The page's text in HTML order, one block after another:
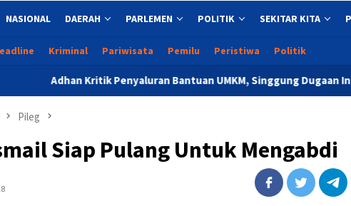
NASIONAL DAERAH PARLEMEN POLITIK SEKITAR KITA
Kriminal Pariwisata Pemilu Peristiwa Politik
Kritik Penyaluran Bantuan UMKM, Singgung Dugaan Intervensi Aleg
Pileg
Siap Pulang Untuk Mengabdi